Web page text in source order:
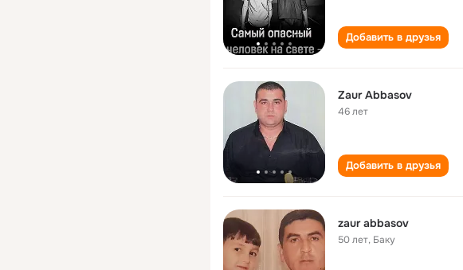
Добавить в друзья
Zaur Abbasov
46 лет
Добавить в друзья
zaur abbasov
50 лет, Баку